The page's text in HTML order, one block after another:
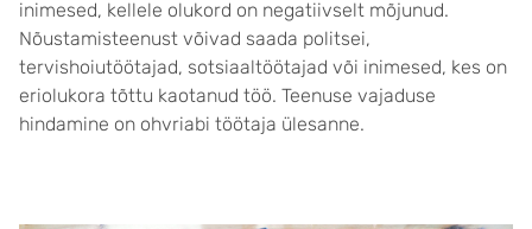
inimesed, kellele olukord on negatiivselt mõjunud.
Nõustamisteenust võivad saada politsei,
tervishoiutöötajad, sotsiaaltöötajad või inimesed, kes on
eriolukora tõttu kaotanud töö. Teenuse vajaduse
hindamine on ohvriabi töötaja ülesanne.